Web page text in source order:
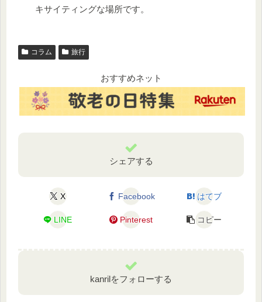
キサイティングな場所です。
コラム 旅行
おすすめネット
シェアする
X Facebook はてブ
LINE Pinterest コピー
kanrilをフォローする